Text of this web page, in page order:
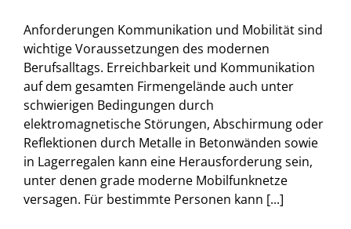
Anforderungen Kommunikation und Mobilität sind
wichtige Voraussetzungen des modernen
Berufsalltags. Erreichbarkeit und Kommunikation
auf dem gesamten Firmengelände auch unter
schwierigen Bedingungen durch
elektromagnetische Störungen, Abschirmung oder
Reflektionen durch Metalle in Betonwänden sowie
in Lagerregalen kann eine Herausforderung sein,
unter denen grade moderne Mobilfunknetze
versagen. Für bestimmte Personen kann [...]